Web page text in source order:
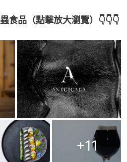
食品（點擊放大瀏覽）👇👇👇
+11